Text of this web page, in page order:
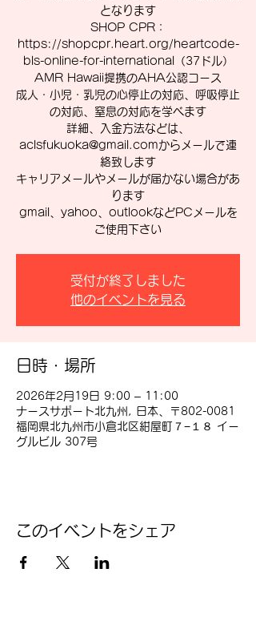
となります
SHOP CPR：
https://shopcpr.heart.org/heartcode-
bls-online-for-international（37ドル）
AMR Hawaii提携のAHA公認コース
成人・小児・乳児の心停止の対応、呼吸停止
の対応、窒息の対応を学べます
詳細、入金方法などは、
aclsfukuoka@gmail.comからメールで連
絡致します
キャリアメールやメールが届かない場合があ
ります
gmail、yahoo、outlookなどPCメールを
ご使用下さい
受付が終了しました
他のイベントを見る
日時・場所
2026年2月19日 9:00 – 11:00
ナースサポート北九州, 日本、〒802-0081
福岡県北九州市小倉北区紺屋町７−１８ イー
グルビル 307号
このイベントをシェア